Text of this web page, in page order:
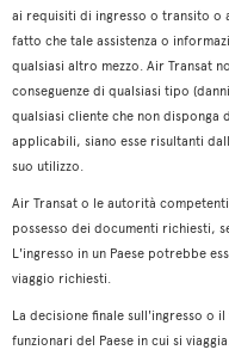
ai requisiti di ingresso o transito o
fatto che tale assistenza o
qualsiasi altro mezzo. Air Transat
conseguenze di qualsiasi tipo
qualsiasi cliente che non
applicabili, siano esse risultanti
suo utilizzo.
Air Transat o le autorità
possesso dei documenti richiesti,
L'ingresso in un Paese potrebbe
viaggio richiesti.
La decisione finale sull'ingresso o
funzionari del Paese in cui si